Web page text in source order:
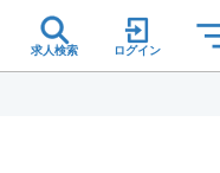
求人検索 ログイン